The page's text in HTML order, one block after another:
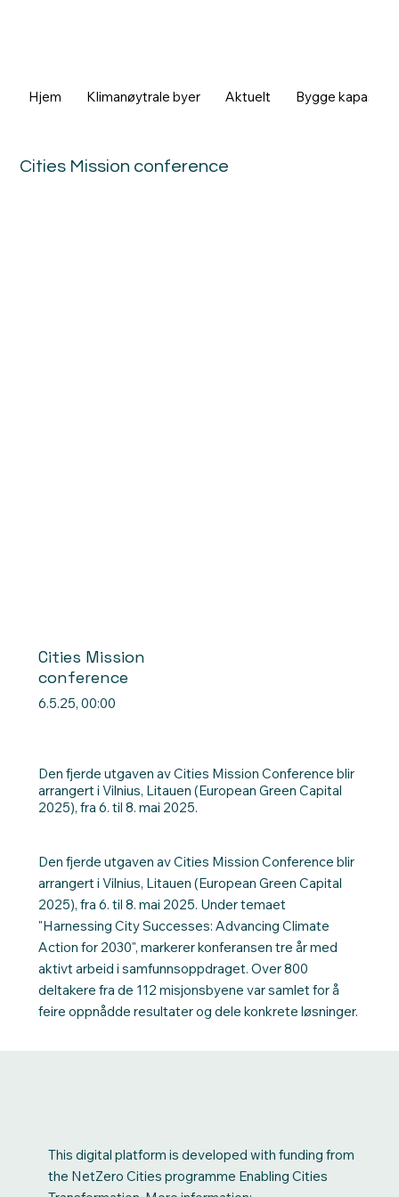
Hjem Klimanøytrale byer Aktuelt Bygge kapasitet
Cities Mission conference
Cities Mission
conference
6.5.25, 00:00
Den fjerde utgaven av Cities Mission Conference blir
arrangert i Vilnius, Litauen (European Green Capital
2025), fra 6. til 8. mai 2025.
Den fjerde utgaven av Cities Mission Conference blir
arrangert i Vilnius, Litauen (European Green Capital
2025), fra 6. til 8. mai 2025. Under temaet
"Harnessing City Successes: Advancing Climate
Action for 2030", markerer konferansen tre år med
aktivt arbeid i samfunnsoppdraget. Over 800
deltakere fra de 112 misjonsbyene var samlet for å
feire oppnådde resultater og dele konkrete løsninger.
This digital platform is developed with funding from
the NetZero Cities programme Enabling Cities